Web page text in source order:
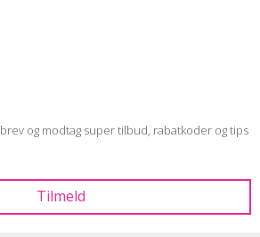
og modtag super tilbud, rabatkoder og tips